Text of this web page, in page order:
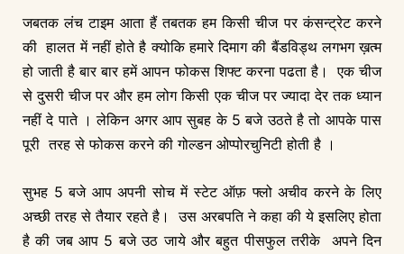
जबतक लंच टाइम आता हैं तबतक हम किसी चीज पर कंसन्ट्रेट करने
की हालत में नहीं होते है क्योकि हमारे दिमाग की बैंडविड्थ लगभग ख़त्म
हो जाती है बार बार हमें आपन फोकस शिफ्ट करना पढता है। एक चीज
से दुसरी चीज पर और हम लोग किसी एक चीज पर ज्यादा देर तक ध्यान
नहीं दे पाते । लेकिन अगर आप सुबह के 5 बजे उठते है तो आपके पास
पूरी तरह से फोकस करने की गोल्डन ओप्पोरचुनिटी होती है ।
सुभह 5 बजे आप अपनी सोच में स्टेट ऑफ़ फ्लो अचीव करने के लिए
अच्छी तरह से तैयार रहते है। उस अरबपति ने कहा की ये इसलिए होता
है की जब आप 5 बजे उठ जाये और बहुत पीसफुल तरीके अपने दिन